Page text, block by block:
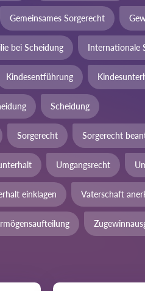
Gemeinsames Sorgerecht
bei Scheidung Internationale
Kindesentführung
Scheidung
Sorgerecht Sorgerecht
Umgangsrecht
einklagen Vaterschaft